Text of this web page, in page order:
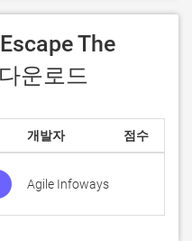
운로드
개발자 점수
Agile Infoways